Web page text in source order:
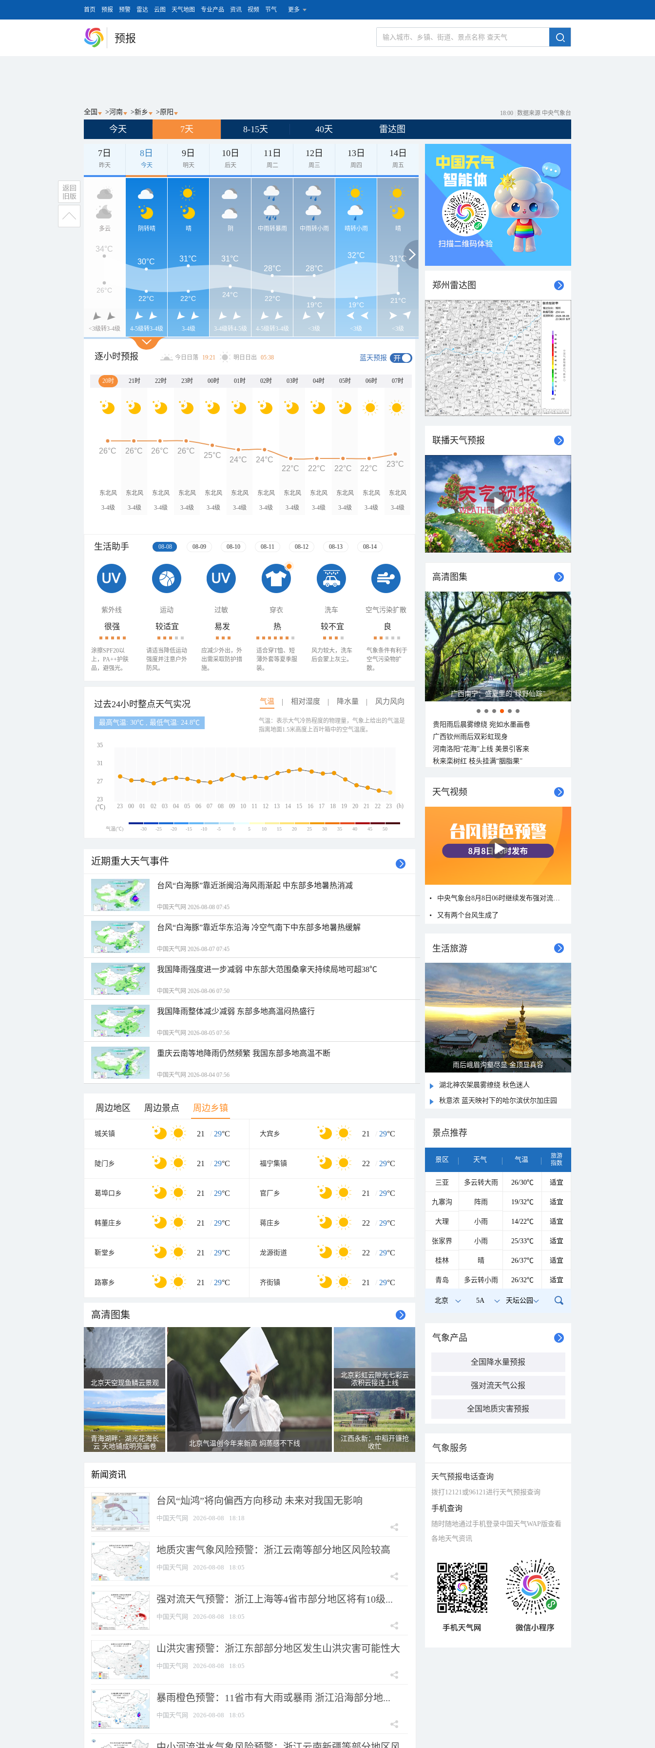
首页 预报 预警 雷达 云图 天气地图 专业产品 资讯 视频 节气 更多
预报
全国 >河南 >新乡 >原阳 18:00 数据来源 中央气象台
今天 7天 8-15天 40天 雷达图
7日
昨天
8日
今天
9日
明天
10日
后天
11日
周二
12日
周三
13日
周四
14日
周五
多云
<3级转3-4级
阴转晴
4-5级转3-4级
晴
3-4级
阴
3-4级转4-5级
中雨转暴雨
4-5级转3-4级
中雨转小雨
<3级
晴转小雨
<3级
晴
<3级
34°C
30°C 31°C
31°C
28°C
28°C
32°C 31°C
26°C
22°C 22°C
24°C
22°C
19°C 19°C
21°C
逐小时预报 今日日落 19:21 明日日出 05:38 蓝天预报
20时 21时 22时 23时 00时 01时 02时 03时 04时 05时 06时 07时
东北风
3-4级
东北风
3-4级
东北风
3-4级
东北风
3-4级
东北风
3-4级
东北风
3-4级
东北风
3-4级
东北风
3-4级
东北风
3-4级
东北风
3-4级
东北风
3-4级
东北风
3-4级
26°C 26°C 26°C 26°C
25°C
24°C
24°C
22°C
22°C 22°C 22°C
23°C
生活助手 08-08 08-09 08-10 08-11 08-12 08-13 08-14
紫外线 运动 过敏 穿衣 洗车 空气污染扩散
很强
涂擦SPF20以
上，PA++护肤
品，避强光。
较适宜
请适当降低运动
强度并注意户外
防风。
易发
应减少外出，外
出需采取防护措
施。
热
适合穿T恤、短
薄外套等夏季服
装。
较不宜
风力较大，洗车
后会蒙上灰尘。
良
气象条件有利于
空气污染物扩
散。
过去24小时整点天气实况 气温 相对湿度 降水量 风力风向
最高气温: 30℃ , 最低气温: 24.8℃
23 00 01 02 03 04 05 06 07 08 09 10 11 12 13 14 15 16 17 18 19 20 21 22 23
35
31
27
23
(h)
(℃)
气温：表示大气冷热程度的物理量，气象上给出的气温是
指离地面1.5米高度上百叶箱中的空气温度。
气温(℃) -30 -25 -20 -15 -10 -5 0 5 10 15 20 25 30 35 40 45 50
近期重大天气事件
台风“白海豚”靠近浙闽沿海风雨渐起 中东部多地暑热消减
中国天气网 2026-08-08 07:45
台风“白海豚”靠近华东沿海 冷空气南下中东部多地暑热缓解
中国天气网 2026-08-07 07:45
我国降雨强度进一步减弱 中东部大范围桑拿天持续局地可超38℃
中国天气网 2026-08-06 07:50
我国降雨整体减少减弱 东部多地高温闷热盛行
中国天气网 2026-08-05 07:56
重庆云南等地降雨仍然频繁 我国东部多地高温不断
中国天气网 2026-08-04 07:56
周边地区 周边景点 周边乡镇
城关镇 21 / 29°C 大宾乡 21 / 29°C
陡门乡 21 / 29°C 福宁集镇 22 / 29°C
葛埠口乡 21 / 29°C 官厂乡 21 / 29°C
韩董庄乡 21 / 29°C 蒋庄乡 22 / 29°C
靳堂乡 21 / 29°C 龙源街道 22 / 29°C
路寨乡 21 / 29°C 齐街镇 21 / 29°C
高清图集
北京天空现鱼鳞云景观
青海湖畔：湖光花海长
云 天地铺成明亮画卷
北京气温创今年来新高 焖蒸感不下线
北京彩虹云隙光七彩云
浓积云接连上线
江西永新：中稻开镰抢
收忙
新闻资讯
台风“灿鸿”将向偏西方向移动 未来对我国无影响
中国天气网 2026-08-08 18:18
地质灾害气象风险预警：浙江云南等部分地区风险较高
中国天气网 2026-08-08 18:05
强对流天气预警：浙江上海等4省市部分地区将有10级...
中国天气网 2026-08-08 18:05
山洪灾害预警：浙江东部部分地区发生山洪灾害可能性大
中国天气网 2026-08-08 18:05
暴雨橙色预警：11省市有大雨或暴雨 浙江沿海部分地...
中国天气网 2026-08-08 18:05
郑州雷达图
联播天气预报
高清图集
呼伦贝尔草原 藏着最治愈的蓝天白云
贵阳雨后晨雾缭绕 宛如水墨画卷
广西钦州雨后双彩虹现身
河南洛阳“花海”上线 美景引客来
秋来栾树红 枝头挂满“胭脂果”
天气视频
又有两个台风生成了
生活旅游
山水扇面：秋红点缀颐和园西堤
湖北神农架晨雾缭绕 秋色迷人
秋意浓 蓝天映衬下的哈尔滨伏尔加庄园
景点推荐
景区 天气 气温
旅游
指数
三亚 多云转大雨 26/30℃ 适宜
九寨沟 阵雨 19/32℃ 适宜
大理 小雨 14/22℃ 适宜
张家界 小雨 25/33℃ 适宜
桂林 晴 26/37℃ 适宜
青岛 多云转小雨 26/32℃ 适宜
北京 5A 天坛公园
气象产品
全国降水量预报
强对流天气公报
全国地质灾害预报
气象服务
天气预报电话查询
拨打12121或96121进行天气预报查询
手机查询
随时随地通过手机登录中国天气WAP版查看
各地天气资讯